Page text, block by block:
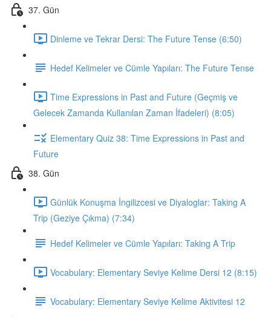
37. Gün
Dinleme ve Tekrar Dersi: The Future Tense (6:50)
Hedef Kelimeler ve Cümle Yapıları: The Future Tense
Time Expressions in Past and Future (Geçmiş ve
Gelecek Zamanda Kullanılan Zaman İfadeleri) (8:05)
Elementary Quiz 38: Time Expressions in Past and
Future
38. Gün
Günlük Konuşma İngilizcesi ve Diyaloglar: Taking A
Trip (Geziye Çıkma) (7:34)
Hedef Kelimeler ve Cümle Yapıları: Taking A Trip
Vocabulary: Elementary Seviye Kelime Dersi 12 (8:15)
Vocabulary: Elementary Seviye Kelime Aktivitesi 12